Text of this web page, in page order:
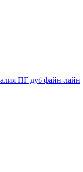
ПГ дуб файн-лайн